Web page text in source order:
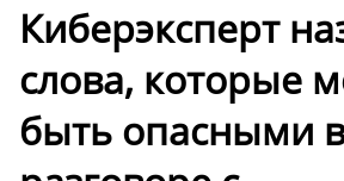
Киберэксперт
слова, которые
быть опасными в